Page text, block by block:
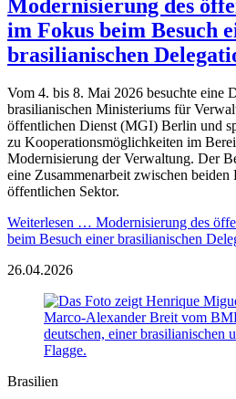
Modernisierung des
im Fokus beim Besuch
brasilianischen
Vom 4. bis 8. Mai 2026 besuchte eine
brasilianischen Ministeriums für
öffentlichen Dienst (MGI) Berlin und
zu Kooperationsmöglichkeiten im
Modernisierung der Verwaltung. Der
eine Zusammenarbeit zwischen
öffentlichen Sektor.
Weiterlesen … Modernisierung des
beim Besuch einer brasilianischen
26.04.2026
Brasilien